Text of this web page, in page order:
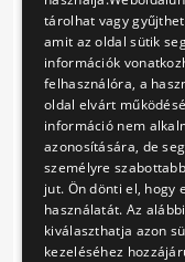
BA
tárolhat vagy
amit az oldal sütik
információk
felhasználóra, a
oldal elvárt
információ nem
azonosítására, de
személyre
jut. Ön dönti el, hogy
használatát. Az
kiválaszthatja azon
kezeléséhez